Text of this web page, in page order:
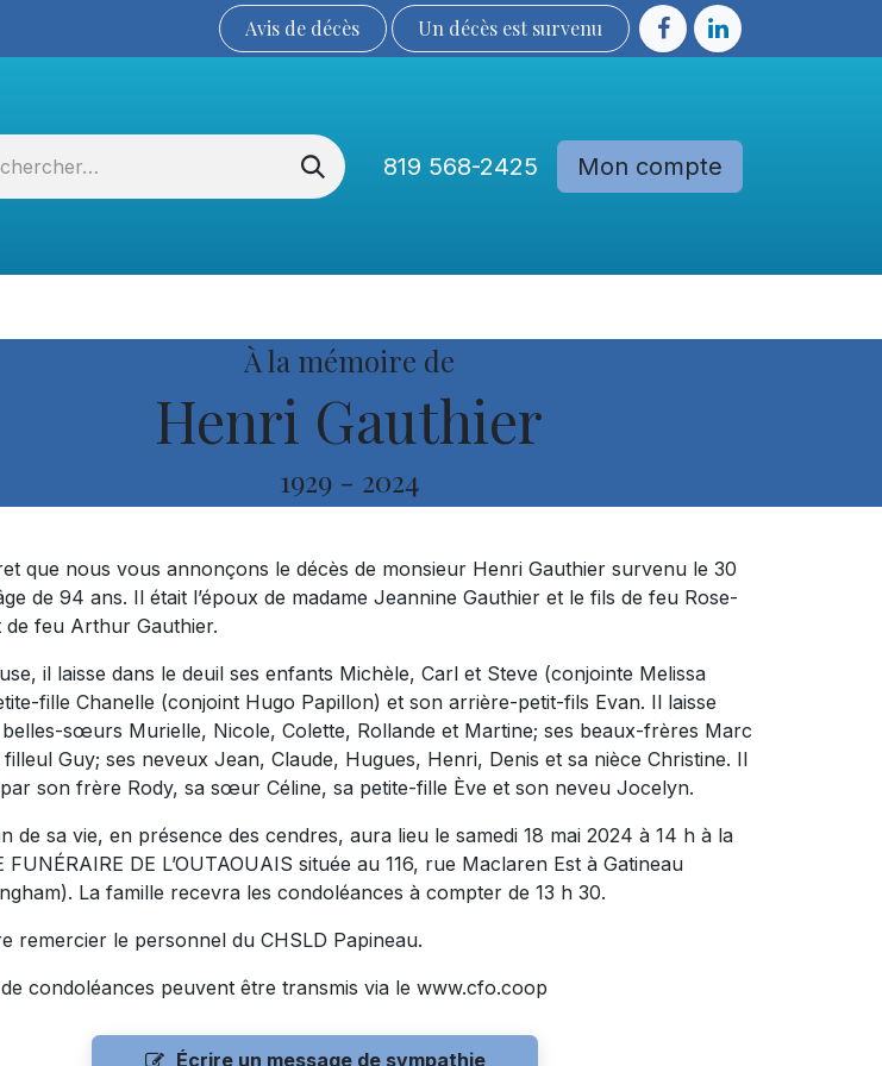
Avis de décès Un décès est sur​​​​​​​​ve​nu​​​​​​​​​​
819 568-2425 Mon compte
À la mémoire de
Henri Gauthier
1929 - 2024
que nous vous annonçons le décès de monsieur Henri Gauthier survenu le 30
de 94 ans. Il était l’époux de madame Jeannine Gauthier et le fils de feu Rose-
feu Arthur Gauthier.
il laisse dans le deuil ses enfants Michèle, Carl et Steve (conjointe Melissa
fille Chanelle (conjoint Hugo Papillon) et son arrière-petit-fils Evan. Il laisse
belles-sœurs Murielle, Nicole, Colette, Rollande et Martine; ses beaux-frères Marc
Guy; ses neveux Jean, Claude, Hugues, Henri, Denis et sa nièce Christine. Il
son frère Rody, sa sœur Céline, sa petite-fille Ève et son neveu Jocelyn.
de sa vie, en présence des cendres, aura lieu le samedi 18 mai 2024 à 14 h à la
FUNÉRAIRE DE L’OUTAOUAIS située au 116, rue Maclaren Est à Gatineau
La famille recevra les condoléances à compter de 13 h 30.
remercier le personnel du CHSLD Papineau.
condoléances peuvent être transmis via le www.cfo.coop
Écrire un message de sympathie